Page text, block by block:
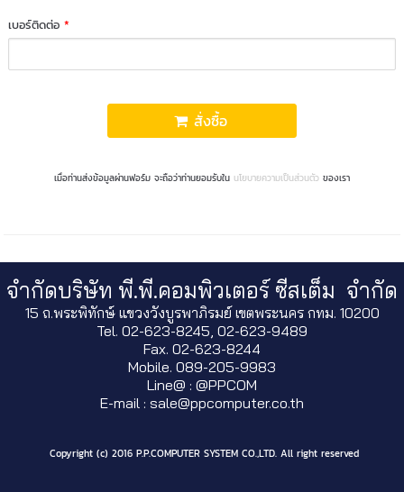
เบอร์ติดต่อ*
สั่งซื้อ
เมื่อท่านส่งข้อมูลผ่านฟอร์ม จะถือว่าท่านยอมรับใน นโยบายความเป็นส่วนตัว ของเรา
จำกัดบริษัท พี.พี.คอมพิวเตอร์ ซีสเต็ม จำกัด
15 ถ.พระพิทักษ์ แขวงวังบูรพาภิรมย์ เขตพระนคร กทม. 10200
Tel. 02-623-8245, 02-623-9489
Fax. 02-623-8244
Mobile. 089-205-9983
Line@ : @PPCOM
E-mail : sale@ppcomputer.co.th
Copyright (c) 2016 P.P.COMPUTER SYSTEM CO.,LTD. All right reserved